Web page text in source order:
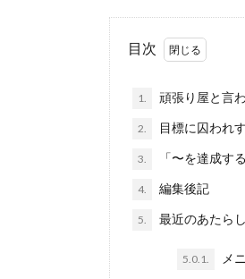
目次
1. 頑張り屋と言
2. 目標に囚われ
3. 「〜を達成す
4. 編集後記
5. 最近のあたら
5.0.1. メ